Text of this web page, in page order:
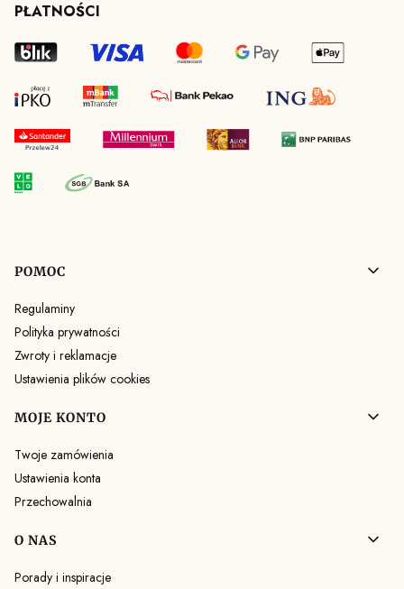
PŁATNOŚCI
Linki w stopce
POMOC
Regulaminy
Polityka prywatności
Zwroty i reklamacje
Ustawienia plików cookies
MOJE KONTO
Twoje zamówienia
Ustawienia konta
Przechowalnia
O NAS
Porady i inspiracje